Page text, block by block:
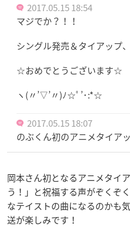
2017.05.15 18:54
マジでか？！！
シングル発売＆タイアップ、
☆おめでとうございます☆
ヽ(〃’▽’〃)ﾉ☆ﾟ’･:*☆
2017.05.15 18:07
のぶくん初のアニメタイア
岡本さん初となるアニメタイ
う！」と祝福する声がぞくぞ
なテイストの曲になるのかも
送が楽しみです！